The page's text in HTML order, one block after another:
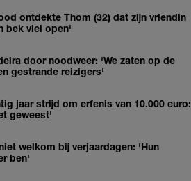
ontdekte Thom (32) dat zijn vriendin
bek viel open'
door noodweer: 'We zaten op de
gestrande reizigers'
jaar strijd om erfenis van 10.000 euro:
geweest'
welkom bij verjaardagen: 'Hun
ben'